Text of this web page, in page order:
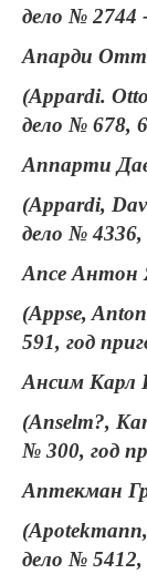
дело № 2744
Апарди
(Appardi.
дело № 678,
Аппарти
(Appardi,
дело № 4336,
Апсе Антон
(Appse,
591, год
Ансим Карл
(Anselm?,
№ 300, год
Аптекман
дело № 5412,